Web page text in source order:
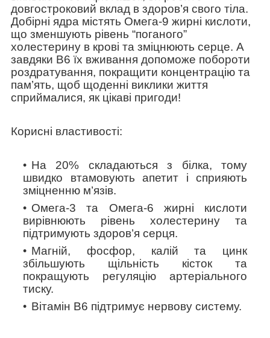
довгостроковий вклад в здоров’я свого тіла.
Добірні ядра містять Омега-9 жирні кислоти,
що зменшують рівень “поганого”
холестерину в крові та зміцнюють серце. А
завдяки В6 їх вживання допоможе побороти
роздратування, покращити концентрацію та
пам’ять, щоб щоденні виклики життя
сприймалися, як цікаві пригоди!
Корисні властивості:
На 20% складаються з білка, тому
швидко втамовують апетит і сприяють
зміцненню м’язів.
Омега-3 та Омега-6 жирні кислоти
вирівнюють рівень холестерину та
підтримують здоров’я серця.
Магній, фосфор, калій та цинк
збільшують щільність кісток та
покращують регуляцію артеріального
тиску.
Вітамін В6 підтримує нервову систему.